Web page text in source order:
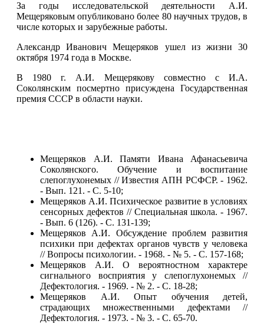
За годы исследовательской деятельности А.И.
Мещеряковым опубликовано более 80 научных трудов, в
числе которых и зарубежные работы.
Александр Иванович Мещеряков ушел из жизни 30
октября 1974 года в Москве.
В 1980 г. А.И. Мещерякову совместно с И.А.
Соколянским посмертно присуждена Государственная
премия СССР в области науки.
Мещеряков А.И. Памяти Ивана Афанасьевича
Соколянского. Обучение и воспитание
слепоглухонемых // Известия АПН РСФСР. - 1962.
- Вып. 121. - С. 5-10;
Мещеряков А.И. Психическое развитие в условиях
сенсорных дефектов // Специальная школа. - 1967.
- Вып. 6 (126). - С. 131-139;
Мещеряков А.И. Обсуждение проблем развития
психики при дефектах органов чувств у человека
// Вопросы психологии. - 1968. - № 5. - С. 157-168;
Мещеряков А.И. О вероятностном характере
сигнального восприятия у слепоглухонемых //
Дефектология. - 1969. - № 2. - С. 18-28;
Мещеряков А.И. Опыт обучения детей,
страдающих множественными дефектами //
Дефектология. - 1973. - № 3. - С. 65-70.